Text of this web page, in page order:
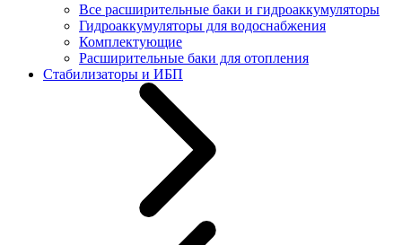
Все расширительные баки и гидроаккумуляторы
Гидроаккумуляторы для водоснабжения
Комплектующие
Расширительные баки для отопления
Стабилизаторы и ИБП